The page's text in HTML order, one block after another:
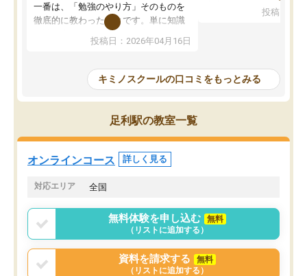
一番は、「勉強のやり方」そのものを
徹底的に教わったことです。単に知識
を詰め込むのではなく、自学自習の習
慣が身につくよう並走してくれるの
はなくなりました。
講師の方との距離も近く、親身なコー
チングのおかげで、停滞期もモチベー
ションを維持できました。「やらされ
る勉強」から「目標のための勉強」へ
意識が変わったことが、目標校への合
投稿日：2026年04月16日
を明確にしてくれるの
の仕方をコーチングして
ルなので、家での学習習
身につきました。結果と
た。自分から学ぶ姿勢を
投稿日：
キミノスクールの口コミをもっとみる
足利駅の教室一覧
オンラインコース 詳しく見る
対応エリア 全国
無料体験を申し込む
無料
（リストに追加する）
資料を請求する
無料
（リストに追加する）